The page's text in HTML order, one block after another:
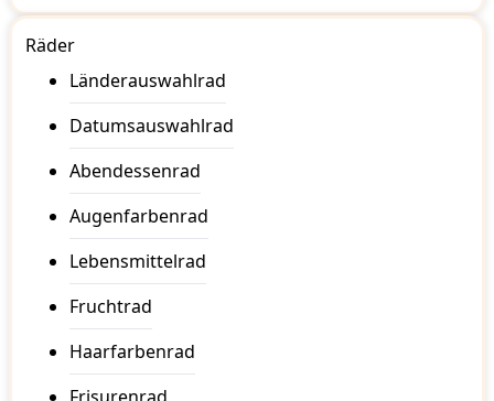
Räder
Länderauswahlrad
Datumsauswahlrad
Abendessenrad
Augenfarbenrad
Lebensmittelrad
Fruchtrad
Haarfarbenrad